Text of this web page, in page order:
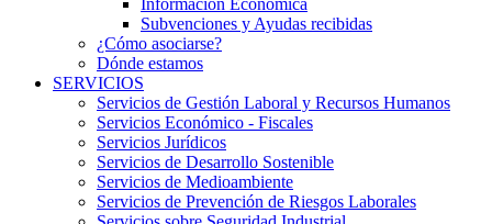
Subvenciones y Ayudas recibidas
¿Cómo asociarse?
Dónde estamos
SERVICIOS
Servicios de Gestión Laboral y Recursos Humanos
Servicios Económico - Fiscales
Servicios Jurídicos
Servicios de Desarrollo Sostenible
Servicios de Medioambiente
Servicios de Prevención de Riesgos Laborales